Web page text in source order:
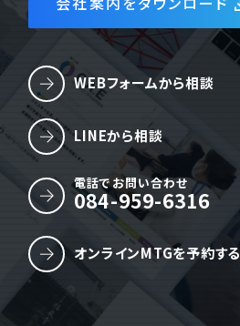
WEBフォームから相談
LINEから相談
電話でお問い合わせ
084-959-6316
オンラインMTGを予約する